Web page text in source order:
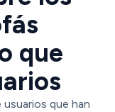
que
usuarios que han